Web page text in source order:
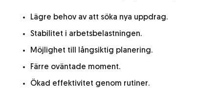
Lägre behov av att söka nya uppdrag.
Stabilitet i arbetsbelastningen.
Möjlighet till långsiktig planering.
Färre oväntade moment.
Ökad effektivitet genom rutiner.